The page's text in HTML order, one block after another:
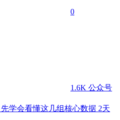
0
1.6K 公众号
学会看懂这几组核心数据 2天